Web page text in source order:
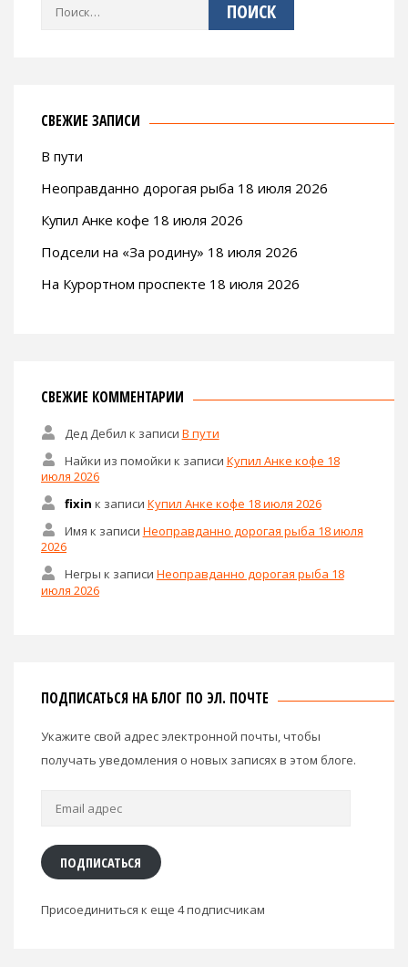
Найти:
СВЕЖИЕ ЗАПИСИ
В пути
Неоправданно дорогая рыба 18 июля 2026
Купил Анке кофе 18 июля 2026
Подсели на «За родину» 18 июля 2026
На Курортном проспекте 18 июля 2026
СВЕЖИЕ КОММЕНТАРИИ
Дед Дебил к записи В пути
Найки из помойки к записи Купил Анке кофе 18
июля 2026
fixin к записи Купил Анке кофе 18 июля 2026
Имя к записи Неоправданно дорогая рыба 18 июля
2026
Негры к записи Неоправданно дорогая рыба 18
июля 2026
ПОДПИСАТЬСЯ НА БЛОГ ПО ЭЛ. ПОЧТЕ
Укажите свой адрес электронной почты, чтобы
получать уведомления о новых записях в этом блоге.
Email
ПОДПИСАТЬСЯ
Присоединиться к еще 4 подписчикам